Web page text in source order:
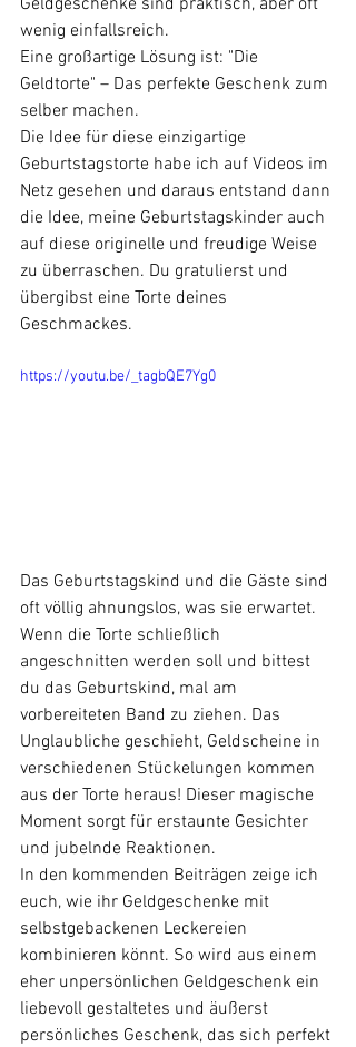
wenig einfallsreich.
Eine großartige Lösung ist: "Die
Geldtorte" – Das perfekte Geschenk zum
selber machen.
Die Idee für diese einzigartige
Geburtstagstorte habe ich auf Videos im
Netz gesehen und daraus entstand dann
die Idee, meine Geburtstagskinder auch
auf diese originelle und freudige Weise
zu überraschen. Du gratulierst und
übergibst eine Torte deines
Geschmackes.
https://youtu.be/_tagbQE7Yg0
Das Geburtstagskind und die Gäste sind
oft völlig ahnungslos, was sie erwartet.
Wenn die Torte schließlich
angeschnitten werden soll und bittest
du das Geburtskind, mal am
vorbereiteten Band zu ziehen. Das
Unglaubliche geschieht, Geldscheine in
verschiedenen Stückelungen kommen
aus der Torte heraus! Dieser magische
Moment sorgt für erstaunte Gesichter
und jubelnde Reaktionen.
In den kommenden Beiträgen zeige ich
euch, wie ihr Geldgeschenke mit
selbstgebackenen Leckereien
kombinieren könnt. So wird aus einem
eher unpersönlichen Geldgeschenk ein
liebevoll gestaltetes und äußerst
persönliches Geschenk, das sich perfekt